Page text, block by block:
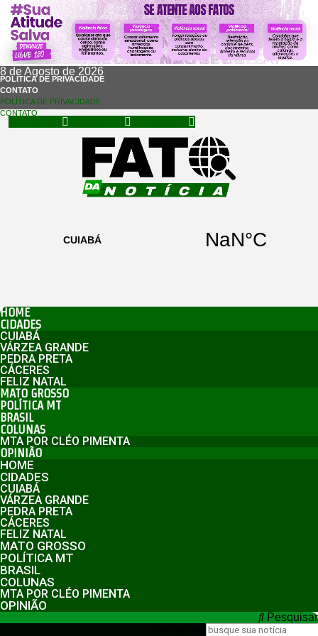
8 de Agosto de 2026
POLÍTICA DE PRIVACIDADE
CONTATO
POLÍTICA DE PRIVACIDADE
CONTATO
HOME
CIDADES
CUIABÁ
VÁRZEA GRANDE
PEDRA PRETA
CÁCERES
FELIZ NATAL
MATO GROSSO
POLÍTICA MT
BRASIL
COLUNAS
MTA POR CLÉO PIMENTA
OPINIÃO
HOME
CIDADES
CUIABÁ
VÁRZEA GRANDE
PEDRA PRETA
CÁCERES
FELIZ NATAL
MATO GROSSO
POLÍTICA MT
BRASIL
COLUNAS
MTA POR CLÉO PIMENTA
OPINIÃO
Pesquisar